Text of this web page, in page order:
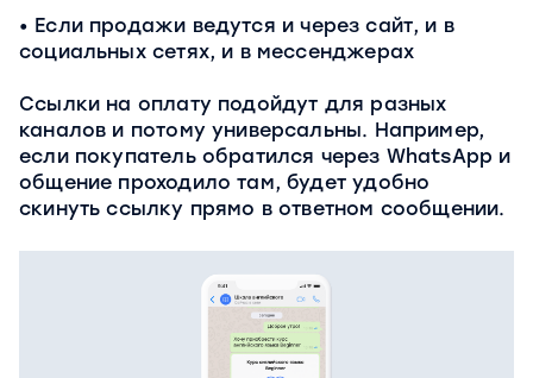
Если продажи ведутся и через сайт, и в
социальных сетях, и в мессенджерах
Ссылки на оплату подойдут для разных
каналов и потому универсальны. Например,
если покупатель обратился через WhatsApp и
общение проходило там, будет удобно
скинуть ссылку прямо в ответном сообщении.